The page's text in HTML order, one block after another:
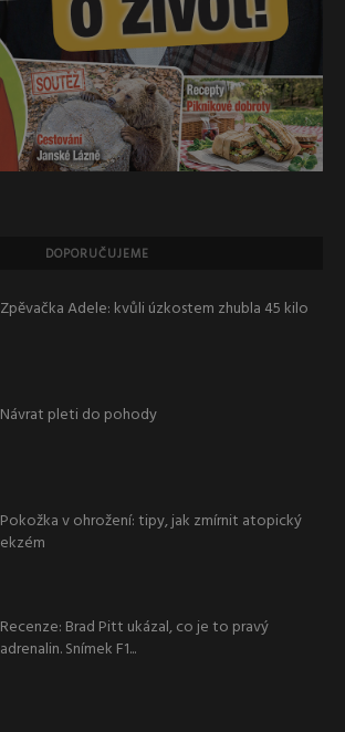
DOPORUČUJEME
Zpěvačka Adele: kvůli úzkostem zhubla 45 kilo
Návrat pleti do pohody
Pokožka v ohrožení: tipy, jak zmírnit atopický
ekzém
Recenze: Brad Pitt ukázal, co je to pravý
adrenalin. Snímek F1...